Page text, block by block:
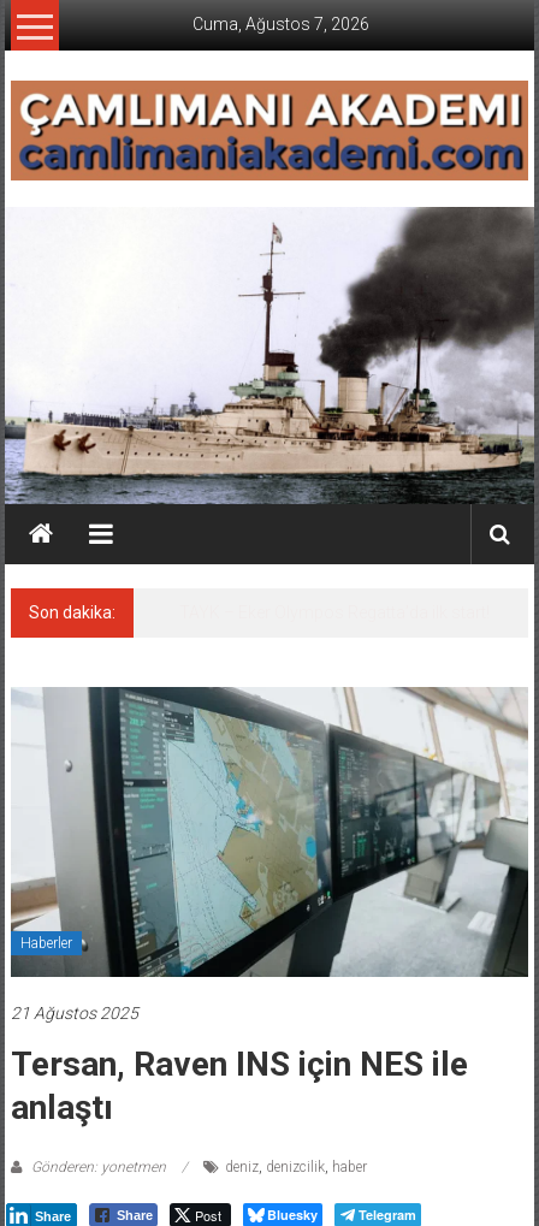
İçeriğe
geç
Cuma, Ağustos 7, 2026
Son dakika:
Haberler
21 Ağustos 2025
Tersan, Raven INS için NES ile
anlaştı
Gönderen: yonetmen deniz, denizcilik, haber
Share Share Post Bluesky Telegram